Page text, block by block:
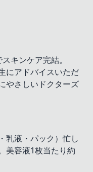
キンケア完結。
にアドバイスいただ
やさしいドクターズ
乳液・パック）忙し
美容液1枚当たり約